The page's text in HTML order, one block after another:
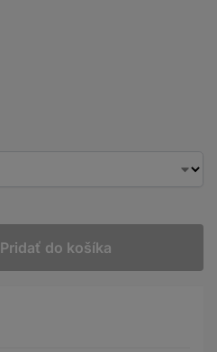
Pridať do košíka